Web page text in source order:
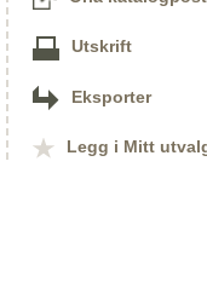
Utskrift
Eksporter
Legg i Mitt